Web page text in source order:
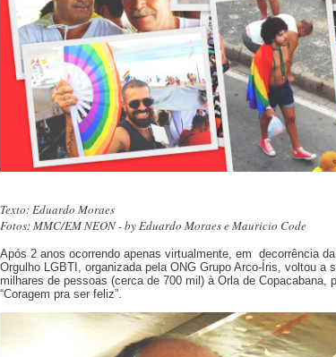
Texto: Eduardo Moraes
Fotos: MMC/EM NEON - by Eduardo Moraes e Mauricio Code
Após 2 anos ocorrendo apenas virtualmente, em decorrência
Orgulho LGBTI, organizada pela ONG Grupo Arco-Íris, voltou a
milhares de pessoas (cerca de 700 mil) à Orla de Copacabana,
“Coragem pra ser feliz”.